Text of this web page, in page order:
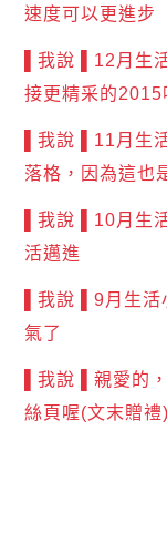
速度可以更進步
▌我說 ▌12月生
接更精采的2015
▌我說 ▌11月生
落格，因為這也
▌我說 ▌10月生
活邁進
▌我說 ▌9月生
氣了
▌我說 ▌親愛的
絲頁喔(文末贈禮)